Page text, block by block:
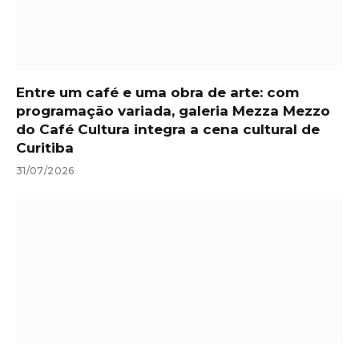
Entre um café e uma obra de arte: com
programação variada, galeria Mezza Mezzo
do Café Cultura integra a cena cultural de
Curitiba
31/07/2026